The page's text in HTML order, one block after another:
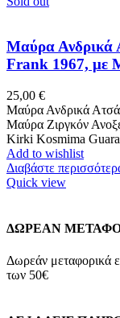
Μαύρα Ανδρικά
Frank 1967, με
25,00 €
Μαύρα Ανδρικά
Μαύρα Ζιργκόν
Kirki Kosmima
Add to wishlist
Διαβάστε
Quick view
ΔΩΡΕΑΝ
Δωρεάν μεταφορικά
των 50€